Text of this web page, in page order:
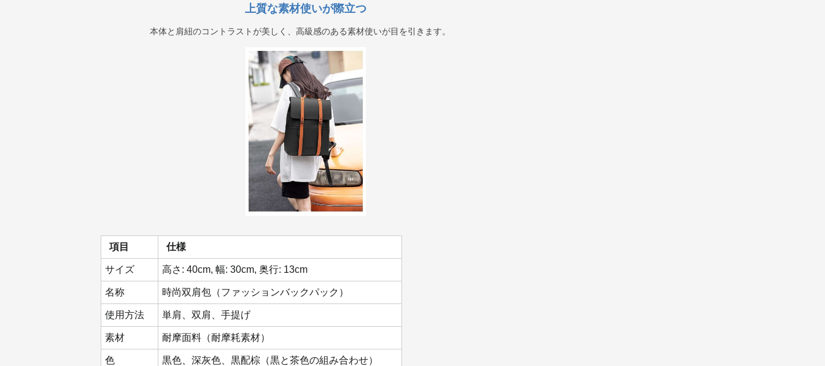
上質な素材使いが際立つ
本体と肩紐のコントラストが美しく、高級感のある素材使いが目を引きます。
項目 仕様
サイズ 高さ: 40cm, 幅: 30cm, 奥行: 13cm
名称 時尚双肩包（ファッションバックパック）
使用方法 単肩、双肩、手提げ
素材 耐摩面料（耐摩耗素材）
色 黒色、深灰色、黒配棕（黒と茶色の組み合わせ）